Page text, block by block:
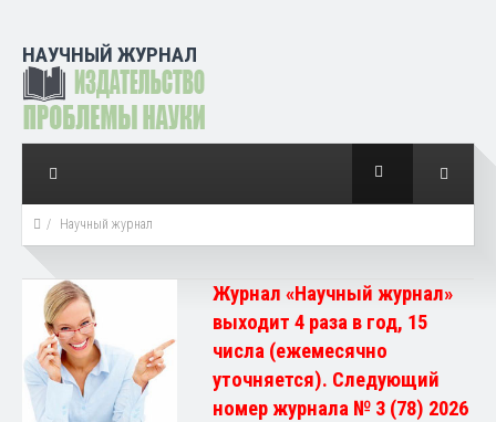
НАУЧНЫЙ ЖУРНАЛ
Научный журнал
Журнал «Научный журнал»
выходит 4 раза в год, 15
числа (ежемесячно
уточняется). Следующий
номер журнала № 3 (78) 2026